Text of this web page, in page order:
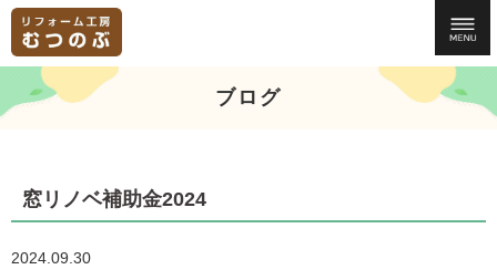
ブログ
窓リノベ補助金2024
2024.09.30